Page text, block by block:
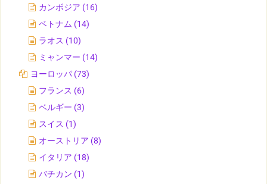
カンボジア (16)
ベトナム (14)
ラオス (10)
ミャンマー (14)
ヨーロッパ (73)
フランス (6)
ベルギー (3)
スイス (1)
オーストリア (8)
イタリア (18)
バチカン (1)